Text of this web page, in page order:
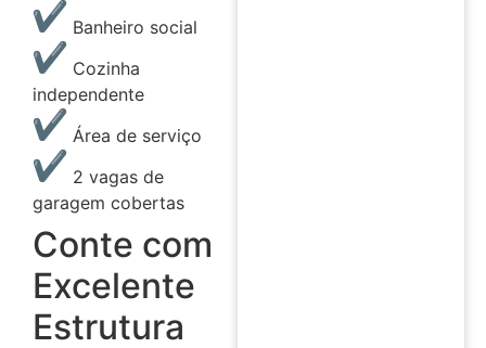
Banheiro social
Cozinha
independente
Área de serviço
2 vagas de
garagem cobertas
Conte com
Excelente
Estrutura